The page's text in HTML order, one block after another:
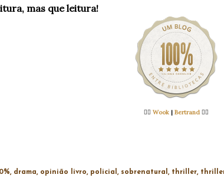
mas que leitura!
👉🏻 Wook | Bertrand 👈🏻
drama opinião livro policial sobrenatural thriller